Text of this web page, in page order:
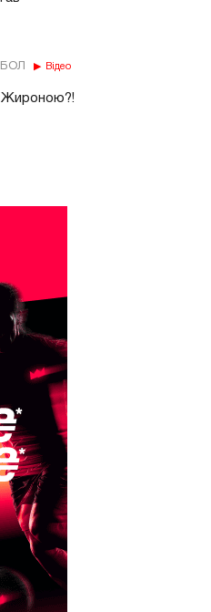
Відео
Жироною?!